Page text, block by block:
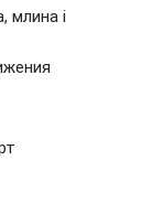
млина і